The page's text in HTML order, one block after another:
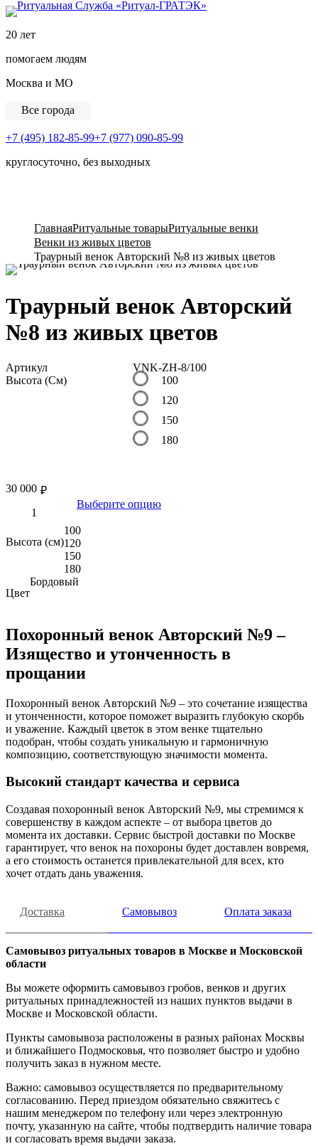
20 лет
помогаем людям
Москва и МО
Все города
+7 (495) 182-85-99+7 (977) 090-85-99
круглосуточно, без выходных
ГлавнаяРитуальные товарыРитуальные венки
Венки из живых цветов
Траурный венок Авторский №8 из живых цветов
Траурный венок Авторский
№8 из живых цветов
Артикул
VNK-ZH-8/100
Высота (См)
100
120
150
180
₽
30 000
Выберите опцию
Высота (см)
100
120
150
180
Цвет
Бордовый
Похоронный венок Авторский №9 –
Изящество и утонченность в
прощании
Похоронный венок Авторский №9 – это сочетание изящества
и утонченности, которое поможет выразить глубокую скорбь
и уважение. Каждый цветок в этом венке тщательно
подобран, чтобы создать уникальную и гармоничную
композицию, соответствующую значимости момента.
Высокий стандарт качества и сервиса
Создавая похоронный венок Авторский №9, мы стремимся к
совершенству в каждом аспекте – от выбора цветов до
момента их доставки. Сервис быстрой доставки по Москве
гарантирует, что венок на похороны будет доставлен вовремя,
а его стоимость останется привлекательной для всех, кто
хочет отдать дань уважения.
Доставка Самовывоз Оплата заказа
Самовывоз ритуальных товаров в Москве и Московской
области
Вы можете оформить самовывоз гробов, венков и других
ритуальных принадлежностей из наших пунктов выдачи в
Москве и Московской области.
Пункты самовывоза расположены в разных районах Москвы
и ближайшего Подмосковья, что позволяет быстро и удобно
получить заказ в нужном месте.
Важно: самовывоз осуществляется по предварительному
согласованию. Перед приездом обязательно свяжитесь с
нашим менеджером по телефону или через электронную
почту, указанную на сайте, чтобы подтвердить наличие товара
и согласовать время выдачи заказа.